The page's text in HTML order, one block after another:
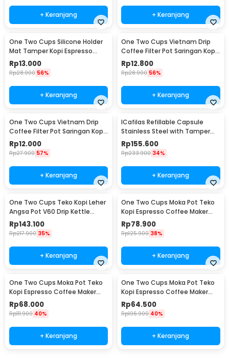
+ Keranjang + Keranjang
One Two Cups Silicone Holder
Mat Tamper Kopi Espresso
Barista - 0310
Rp13.000
Rp28.900 56%
+ Keranjang
One Two Cups Vietnam Drip
Coffee Filter Pot Saringan Kopi
124ml 7Q - LC1
Rp12.800
Rp28.900 56%
+ Keranjang
One Two Cups Vietnam Drip
Coffee Filter Pot Saringan Kopi
114ml 6Q - LC1
Rp12.000
Rp27.900 57%
+ Keranjang
ICafilas Refillable Capsule
Stainless Steel with Tamper
for Nespresso - F456
Rp155.600
Rp233.900 34%
+ Keranjang
One Two Cups Teko Kopi Leher
Angsa Pot V60 Drip Kettle
960ml - RF-15
Rp143.100
Rp217.900 35%
+ Keranjang
One Two Cups Moka Pot Teko
Kopi Espresso Coffee Maker
Stovetop 6 Cup 300ml - Z21
Rp78.900
Rp125.900 38%
+ Keranjang
One Two Cups Moka Pot Teko
Kopi Espresso Coffee Maker
Stovetop 4 Cup 200ml - Z21
Rp68.000
Rp111.900 40%
+ Keranjang
One Two Cups Moka Pot Teko
Kopi Espresso Coffee Maker
Stovetop 2 Cup 100ml - Z21
Rp64.500
Rp106.900 40%
+ Keranjang